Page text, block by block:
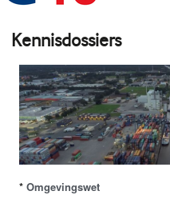
Kennisdossiers
*Omgevingswet